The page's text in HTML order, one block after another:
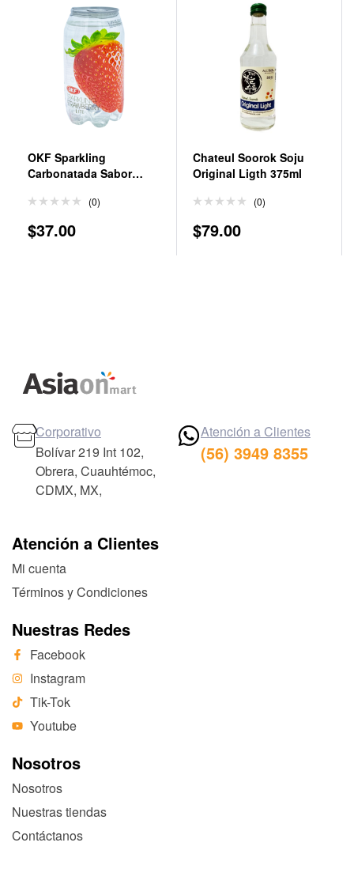
OKF Sparkling
Carbonatada Sabor
(0)
$37.00
Chateul Soorok Soju
Original Ligth 375ml
(0)
$79.00
Atención a Clientes
Mi cuenta
Términos y Condiciones
Nuestras Redes
Facebook
Instagram
Tik-Tok
Youtube
Nosotros
Nosotros
Nuestras tiendas
Contáctanos
Corporativo
Bolívar 219 Int 102,
Obrera, Cuauhtémoc,
CDMX, MX,
Atención a Clientes
(56) 3949 8355